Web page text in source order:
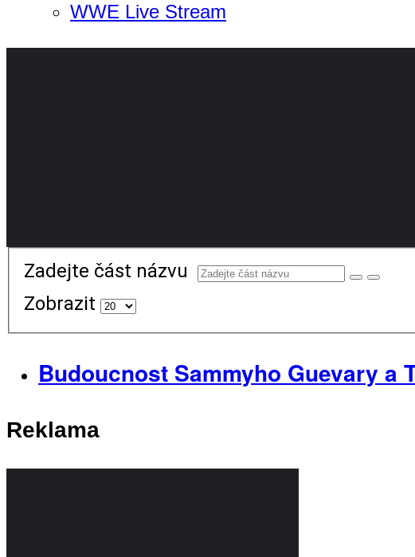
WWE Live Stream
Zadejte část názvu
Zobrazit
Budoucnost Sammyho Guevary a
Reklama